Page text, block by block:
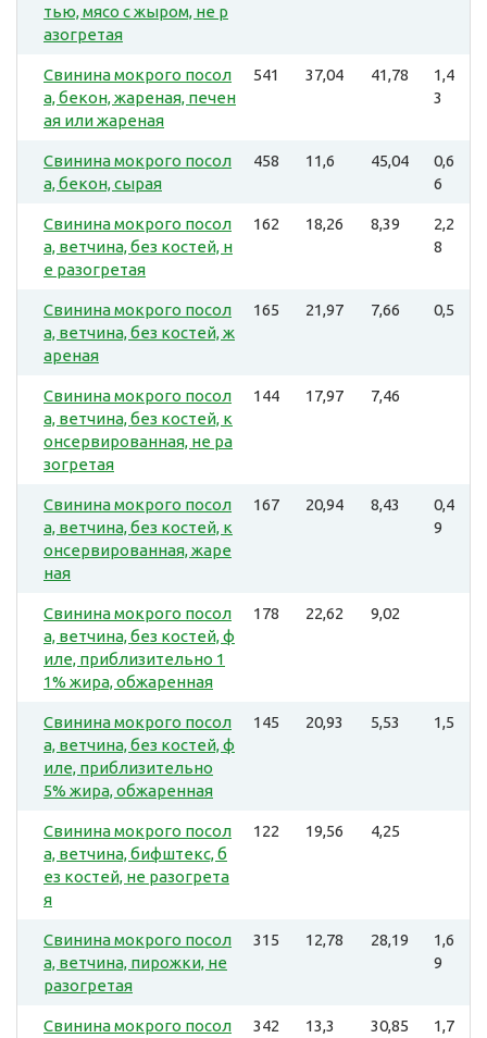
тью, мясо с жыром, не р
азогретая
Свинина мокрого посол
а, бекон, жареная, печен
ая или жареная
541 37,04 41,78
1,4
3
Свинина мокрого посол
а, бекон, сырая
458 11,6 45,04
0,6
6
Свинина мокрого посол
а, ветчина, без костей, н
е разогретая
162 18,26 8,39
2,2
8
Свинина мокрого посол
а, ветчина, без костей, ж
ареная
165 21,97 7,66 0,5
Свинина мокрого посол
а, ветчина, без костей, к
онсервированная, не ра
зогретая
144 17,97 7,46
Свинина мокрого посол
а, ветчина, без костей, к
онсервированная, жаре
ная
167 20,94 8,43
0,4
9
Свинина мокрого посол
а, ветчина, без костей, ф
иле, приблизительно 1
1% жира, обжаренная
178 22,62 9,02
Свинина мокрого посол
а, ветчина, без костей, ф
иле, приблизительно
5% жира, обжаренная
145 20,93 5,53 1,5
Свинина мокрого посол
а, ветчина, бифштекс, б
ез костей, не разогрета
я
122 19,56 4,25
Свинина мокрого посол
а, ветчина, пирожки, не
разогретая
315 12,78 28,19
1,6
9
Свинина мокрого посол
342 13,3 30,85 1,7